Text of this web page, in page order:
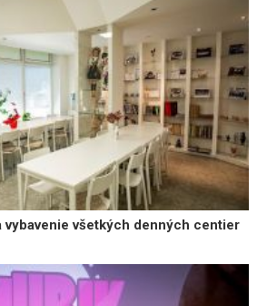
vybavenie všetkých denných centier